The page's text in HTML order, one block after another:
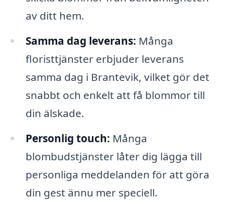
av ditt hem.
Samma dag leverans: Många
floristtjänster erbjuder leverans
samma dag i Brantevik, vilket gör det
snabbt och enkelt att få blommor till
din älskade.
Personlig touch: Många
blombudstjänster låter dig lägga till
personliga meddelanden för att göra
din gest ännu mer speciell.